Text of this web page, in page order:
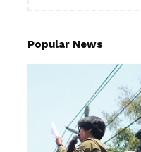
Popular News